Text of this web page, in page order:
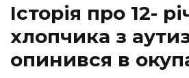
Історія про 12-
хлопчика з
опинився в